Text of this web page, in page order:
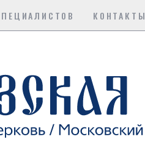
КОНТАКТЫ